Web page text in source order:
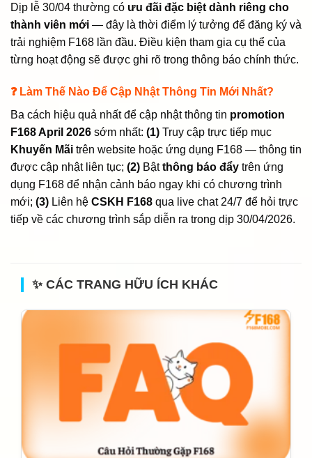
Dịp lễ 30/04 thường có ưu đãi đặc biệt dành riêng cho
thành viên mới — đây là thời điểm lý tưởng để đăng ký và
trải nghiệm F168 lần đầu. Điều kiện tham gia cụ thể của
từng hoạt động sẽ được ghi rõ trong thông báo chính thức.
❓ Làm Thế Nào Để Cập Nhật Thông Tin Mới Nhất?
Ba cách hiệu quả nhất để cập nhật thông tin promotion
F168 April 2026 sớm nhất: (1) Truy cập trực tiếp mục
Khuyến Mãi trên website hoặc ứng dụng F168 — thông tin
được cập nhật liên tục; (2) Bậtthông báo đẩy trên ứng
dụng F168 để nhận cảnh báo ngay khi có chương trình
mới; (3) Liên hệ CSKH F168 qua live chat 24/7 để hỏi trực
tiếp về các chương trình sắp diễn ra trong dịp 30/04/2026.
✨ CÁC TRANG HỮU ÍCH KHÁC